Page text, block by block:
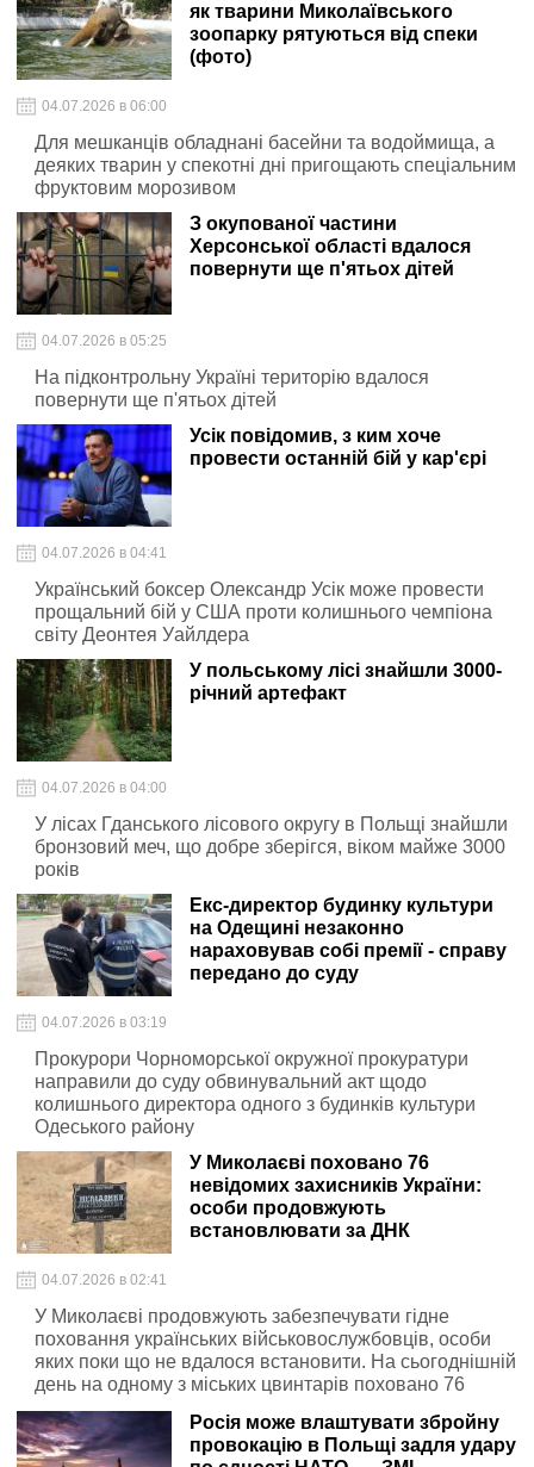
як тварини Миколаївського
зоопарку рятуються від спеки
(фото)
04.07.2026 в 06:00
Для мешканців обладнані басейни та водоймища, а
деяких тварин у спекотні дні пригощають спеціальним
фруктовим морозивом
З окупованої частини
Херсонської області вдалося
повернути ще п'ятьох дітей
04.07.2026 в 05:25
На підконтрольну Україні територію вдалося
повернути ще п'ятьох дітей
Усік повідомив, з ким хоче
провести останній бій у кар'єрі
04.07.2026 в 04:41
Український боксер Олександр Усік може провести
прощальний бій у США проти колишнього чемпіона
світу Деонтея Уайлдера
У польському лісі знайшли 3000-
річний артефакт
04.07.2026 в 04:00
У лісах Гданського лісового округу в Польщі знайшли
бронзовий меч, що добре зберігся, віком майже 3000
років
Екс-директор будинку культури
на Одещині незаконно
нараховував собі премії - справу
передано до суду
04.07.2026 в 03:19
Прокурори Чорноморської окружної прокуратури
направили до суду обвинувальний акт щодо
колишнього директора одного з будинків культури
Одеського району
У Миколаєві поховано 76
невідомих захисників України:
особи продовжують
встановлювати за ДНК
04.07.2026 в 02:41
У Миколаєві продовжують забезпечувати гідне
поховання українських військовослужбовців, особи
яких поки що не вдалося встановити. На сьогоднішній
день на одному з міських цвинтарів поховано 76
захисників та захисниць України, чиї імена ще
невідомі
Росія може влаштувати збройну
провокацію в Польщі задля удару